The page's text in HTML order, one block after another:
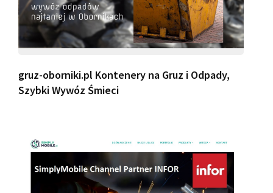
gruz-oborniki.pl Kontenery na Gruz i Odpady,
Szybki Wywóz Śmieci